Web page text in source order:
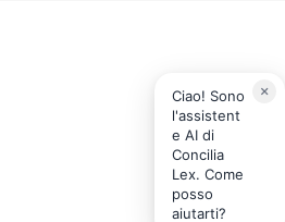
Ciao! Sono
l'assistent
e AI di
Concilia
Lex. Come
posso
aiutarti?
×